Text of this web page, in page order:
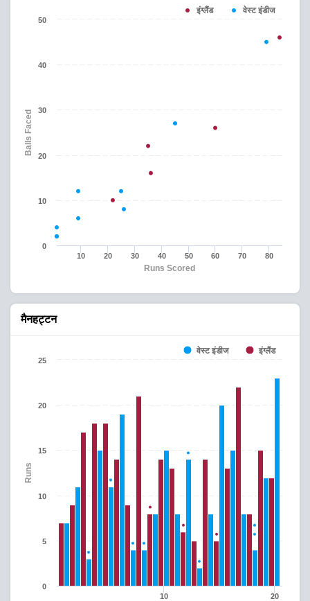
Runs Scored
Balls Faced
इंग्लैंड वेस्ट इंडीज
10 20 30 40 50 60 70 80
0
10
20
30
40
50
मैनहट्टन
Runs
वेस्ट इंडीज इंग्लैंड
10 20
0
5
10
15
20
25